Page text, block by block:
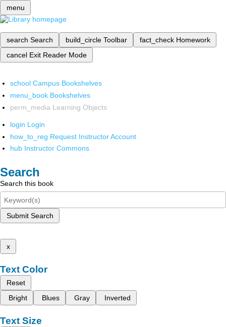
menu
search Search build_circle Toolbar fact_check Homework
cancel Exit Reader Mode
school Campus Bookshelves
menu_book Bookshelves
perm_media Learning Objects
login Login
how_to_reg Request Instructor Account
hub Instructor Commons
Search
Search this book
Submit Search
x
Text Color
Reset
Bright
Blues Gray Inverted
Text Size